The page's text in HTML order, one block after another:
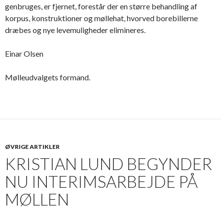
genbruges, er fjernet, forestår der en større behandling af
korpus, konstruktioner og møllehat, hvorved borebillerne
dræbes og nye levemuligheder elimineres.
Einar Olsen
Mølleudvalgets formand.
ØVRIGE ARTIKLER
KRISTIAN LUND BEGYNDER
NU INTERIMSARBEJDE PÅ
MØLLEN